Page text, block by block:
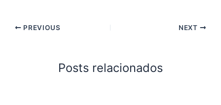
PREVIOUS NEXT
Posts relacionados